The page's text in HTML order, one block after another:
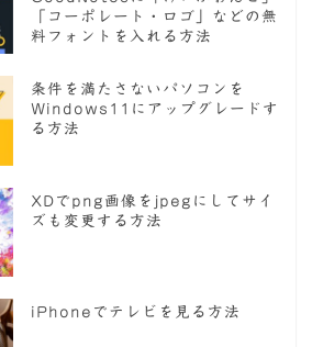
「コーポレート・ロゴ」などの無
料フォントを入れる方法
条件を満たさないパソコンを
Windows11にアップグレードす
る方法
XDでpng画像をjpegにしてサイ
ズも変更する方法
iPhoneでテレビを見る方法